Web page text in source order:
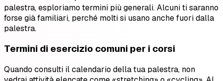
palestra, esploriamo termini più generali. Alcuni ti saranno
forse già familiari, perché molti si usano anche fuori dalla
palestra.
Termini di esercizio comuni per i corsi
Quando consulti il calendario della tua palestra, non